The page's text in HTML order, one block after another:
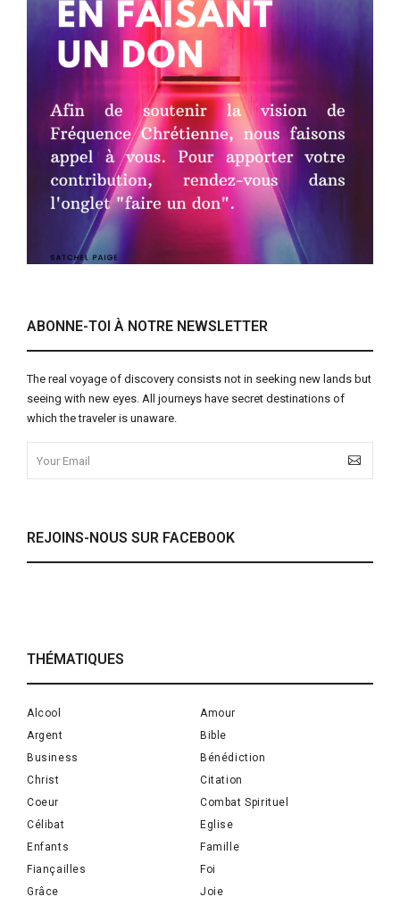
ABONNE-TOI À NOTRE NEWSLETTER
The real voyage of discovery consists not in seeking new lands but
seeing with new eyes. All journeys have secret destinations of
which the traveler is unaware.
REJOINS-NOUS SUR FACEBOOK
THÉMATIQUES
Alcool
Amour
Argent
Bible
Business
Bénédiction
Christ
Citation
Coeur
Combat Spirituel
Célibat
Eglise
Enfants
Famille
Fiançailles
Foi
Grâce
Joie